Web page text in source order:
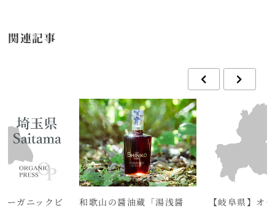
関連記事
ーガニックビ
和歌山の醤油蔵「湯浅醤
【岐阜県】オ